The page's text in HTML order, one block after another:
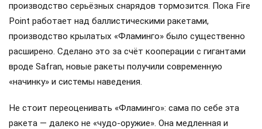
производство серьёзных снарядов тормозится. Пока Fire
Point работает над баллистическими ракетами,
производство крылатых «Фламинго» было существенно
расширено. Сделано это за счёт кооперации с гигантами
вроде Safran, новые ракеты получили современную
«начинку» и системы наведения.
Не стоит переоценивать «Фламинго»: сама по себе эта
ракета — далеко не «чудо-оружие». Она медленная и